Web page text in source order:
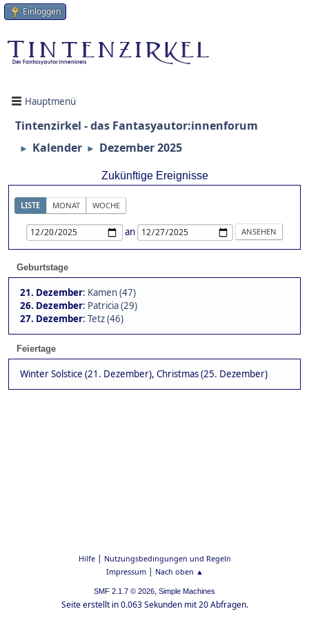
Einloggen
Hauptmenü
Tintenzirkel - das Fantasyautor:innenforum
► Kalender ► Dezember 2025
Zukünftige Ereignisse
LISTE MONAT WOCHE
an
Geburtstage
21. Dezember: Kamen (47)
26. Dezember: Patricia (29)
27. Dezember: Tetz (46)
Feiertage
Winter Solstice (21. Dezember), Christmas (25. Dezember)
Hilfe| Nutzungsbedingungen und Regeln
Impressum| Nach oben ▲
SMF 2.1.7 © 2026, Simple Machines
Seite erstellt in 0.063 Sekunden mit 20 Abfragen.